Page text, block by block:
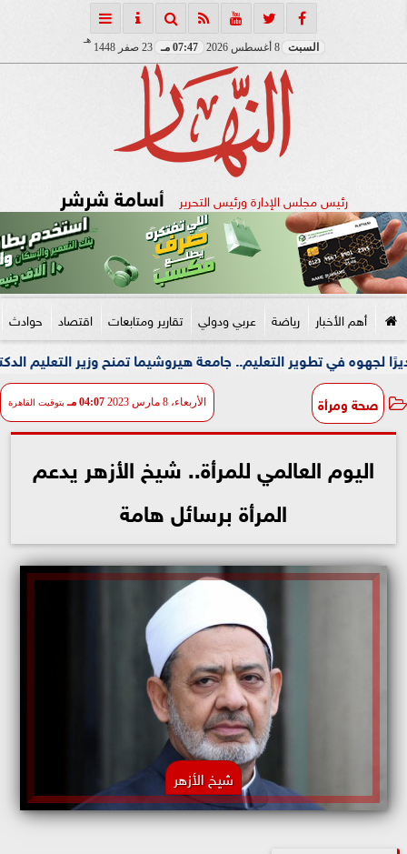
السبت 8 أغسطس 2026 07:47 مـ 23 صفر 1448
هـ
رئيس مجلس الإدارة ورئيس التحرير أسامة شرشر
أهم الأخبار رياضة عربي ودولي تقارير ومتابعات اقتصاد حوادث
تطوير التعليم.. جامعة هيروشيما تمنح وزير التعليم الدكتوراه
صحة ومرأة الأربعاء، 8 مارس 2023 04:07 مـ بتوقيت القاهرة
اليوم العالمي للمرأة.. شيخ الأزهر يدعم
المرأة برسائل هامة
شيخ الأزهر